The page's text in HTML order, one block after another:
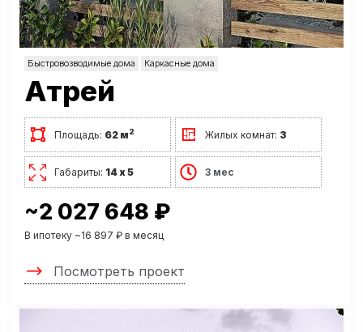
Быстровозводимые дома Каркасные дома
Атрей
Площадь: 62 м2 Жилых комнат: 3
Габариты: 14 х 5 3 мес
~2 027 648 ₽
В ипотеку ~16 897 ₽ в месяц
Посмотреть проект